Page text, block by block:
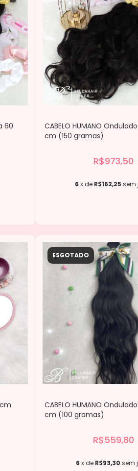
60
CABELO HUMANO
cm (150 gramas)
R$973,50
6 x de R$162,25 sem
ESGOTADO
CABELO HUMANO
cm (100 gramas)
R$559,80
6 x de R$93,30 sem